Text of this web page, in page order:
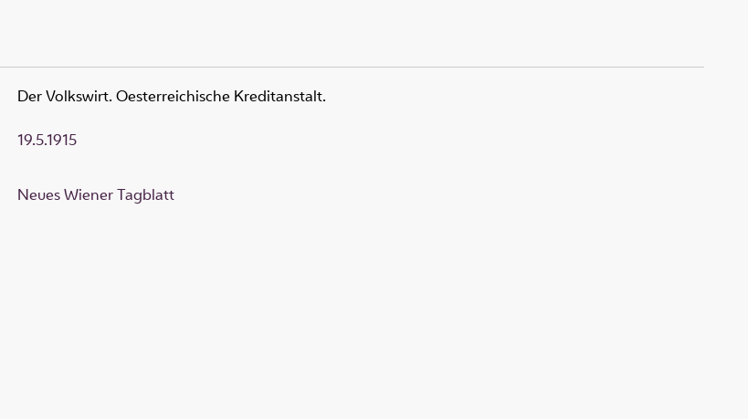
Der Volkswirt. Oesterreichische Kreditanstalt.
19.5.1915
Neues Wiener Tagblatt